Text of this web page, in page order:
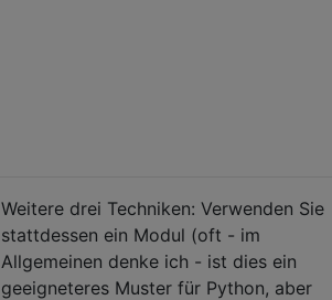
Weitere drei Techniken: Verwenden Sie
stattdessen ein Modul (oft - im
Allgemeinen denke ich - ist dies ein
geeigneteres Muster für Python, aber